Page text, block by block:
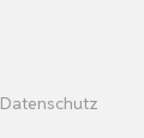
Datenschutz